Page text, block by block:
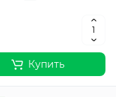
Купить